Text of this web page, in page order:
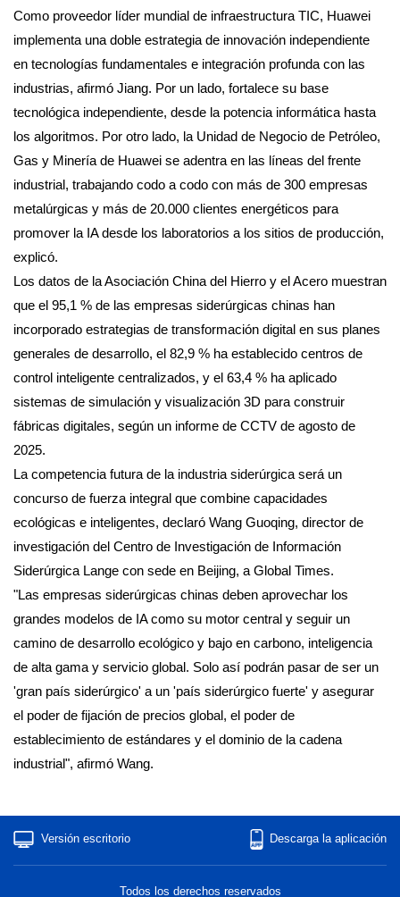
Como proveedor líder mundial de infraestructura TIC, Huawei
implementa una doble estrategia de innovación independiente
en tecnologías fundamentales e integración profunda con las
industrias, afirmó Jiang. Por un lado, fortalece su base
tecnológica independiente, desde la potencia informática hasta
los algoritmos. Por otro lado, la Unidad de Negocio de Petróleo,
Gas y Minería de Huawei se adentra en las líneas del frente
industrial, trabajando codo a codo con más de 300 empresas
metalúrgicas y más de 20.000 clientes energéticos para
promover la IA desde los laboratorios a los sitios de producción,
explicó.
Los datos de la Asociación China del Hierro y el Acero muestran
que el 95,1 % de las empresas siderúrgicas chinas han
incorporado estrategias de transformación digital en sus planes
generales de desarrollo, el 82,9 % ha establecido centros de
control inteligente centralizados, y el 63,4 % ha aplicado
sistemas de simulación y visualización 3D para construir
fábricas digitales, según un informe de CCTV de agosto de
2025.
La competencia futura de la industria siderúrgica será un
concurso de fuerza integral que combine capacidades
ecológicas e inteligentes, declaró Wang Guoqing, director de
investigación del Centro de Investigación de Información
Siderúrgica Lange con sede en Beijing, a Global Times.
"Las empresas siderúrgicas chinas deben aprovechar los
grandes modelos de IA como su motor central y seguir un
camino de desarrollo ecológico y bajo en carbono, inteligencia
de alta gama y servicio global. Solo así podrán pasar de ser un
'gran país siderúrgico' a un 'país siderúrgico fuerte' y asegurar
el poder de fijación de precios global, el poder de
establecimiento de estándares y el dominio de la cadena
industrial", afirmó Wang.
Versión escritorio Descarga la aplicación
Todos los derechos reservados